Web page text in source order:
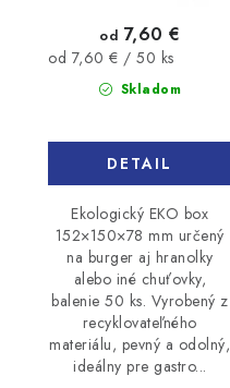
Skladom
od 7,60 €
Jednotková
od 7,60 € / 50 ks
DETAIL
Ekologický EKO box
152×150×78 mm určený
na burger aj hranolky
alebo iné chuťovky,
balenie 50 ks. Vyrobený z
recyklovateľného
materiálu, pevný a odolný,
ideálny pre gastro...